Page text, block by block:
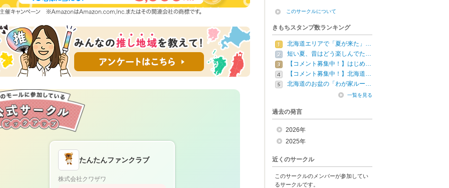
たんたんファンクラブ
株式会社クワザワ
このサークルについて
きもちスタンプ数ランキング
北海道エリアで「夏が来た」…
短い夏、昔はどう楽しんでた…
【コメント募集中！】はじめ…
【コメント募集中！】北海道…
北海道のお盆の「わが家ルー…
一覧を見る
過去の発言
2026年
2025年
近くのサークル
このサークルのメンバーが参加してい
るサークルです。